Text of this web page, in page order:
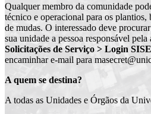
Qualquer membro da comunidade
técnico e operacional para os plantios,
de mudas. O interessado deve
sua unidade a pessoa responsável pela
Solicitações de Serviço > Login
encaminhar e-mail para
A quem se destina?
A todas as Unidades e Órgãos da